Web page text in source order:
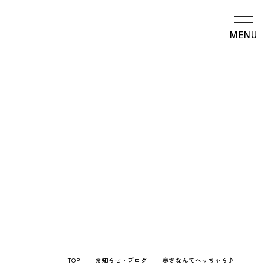
MENU
TOP お知らせ・ブログ 寒さなんてへっちゃら♪